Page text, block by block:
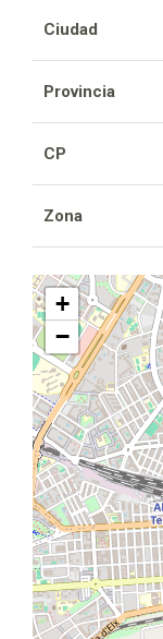
Ciudad
Provincia
CP
Zona
+
−